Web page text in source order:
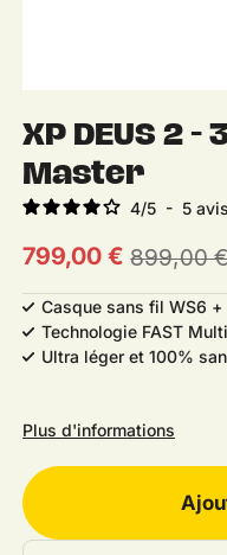
XP DEUS 2
Master
4/5 - 5avis
899,00
799,00 €
Casque sans fil WS6
Technologie FAST
Ultra léger et 100%
Plus d'informations
XP Déus 2
FMF